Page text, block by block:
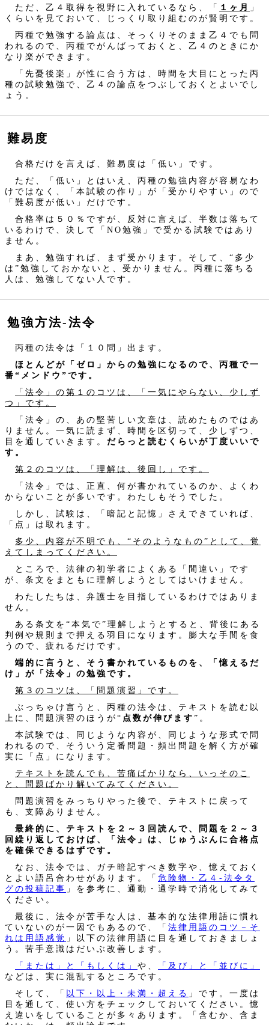
ただ、乙４取得を視野に入れているなら、「 １ヶ月
」
くらいを見ておいて、じっくり取り組むのが賢明です。
丙種で勉強する論点は、そっくりそのまま乙４でも問
われるので、丙種でがんばっておくと、乙４のときにか
なり楽ができます。
「先憂後楽」が性に合う方は、時間を大目にとった丙
種の試験勉強で、乙４の論点をつぶしておくとよいでし
ょう。
難易度
合格だけを言えば、難易度は「低い」です。
ただ、「低い」とはいえ、丙種の勉強内容が容易なわ
けではなく、「本試験の作り」が「受かりやすい」ので
「難易度が低い」だけです。
合格率は５０％ですが、反対に言えば、半数は落ちて
いるわけで、決して「NO勉強」で受かる試験ではあり
ません。
まあ、勉強すれば、まず受かります。そして、“多少
は”勉強しておかないと、受かりません。丙種に落ちる
人は、勉強してない人です。
勉強方法‐法令
丙種の法令は「１０問」出ます。
ほとんどが「ゼロ」からの勉強になるので、丙種で一
番“メンドウ”です。
「法令」の第１のコツは、「一気にやらない、少しず
つ」です。
「法令」の、あの堅苦しい文章は、読めたものではあ
りません。一気に読まず、時間を区切って、少しずつ、
目を通していきます。 だらっと読むくらいが丁度いいで
す。
第２のコツは、「理解は、後回し」です。
「法令」では、正直、何が書かれているのか、よくわ
からないことが多いです。わたしもそうでした。
しかし、試験は、「暗記と記憶」さえできていれば、
「点」は取れます。
多少、内容が不明でも、“そのようなもの”として、覚
えてしまってください。
ところで、法律の初学者によくある「間違い」です
が、条文をまともに理解しようとしてはいけません。
わたしたちは、弁護士を目指しているわけではありま
せん。
ある条文を“本気で”理解しようとすると、背後にある
判例や規則まで押える羽目になります。膨大な手間を食
うので、疲れるだけです。
端的に言うと、そう書かれているものを、「憶えるだ
け」が「法令」の勉強です。
第３のコツは、「問題演習」です。
ぶっちゃけ言うと、丙種の法令は、テキストを読む以
上に、問題演習のほうが“ 点数が伸びます”。
本試験では、同じような内容が、同じような形式で問
われるので、そういう定番問題・頻出問題を解く方が確
実に「点」になります。
テキストを読んでも、苦痛ばかりなら、いっそのこ
と、問題ばかり解いてみてください。
問題演習をみっちりやった後で、テキストに戻って
も、支障ありません。
最終的に、テキストを２～３回読んで、問題を２～３
回繰り返しておけば、「法令」は、じゅうぶんに合格点
を確保できるはずです。
なお、法令では、ガチ暗記すべき数字や、憶えておく
とよい語呂合わせがあります。「 危険物・乙４‐法令タ
グの投稿記事 」を参考に、通勤・通学時で消化してみて
ください。
最後に、法令が苦手な人は、基本的な法律用語に慣れ
ていないのが一因でもあるので、「 法律用語のコツ－そ
れは用語感覚 」以下の法律用語に目を通しておきましょ
う。苦手意識はだいぶ改善します。
「または」と「もしくは」 や、
「及び」と「並びに」
などは、実に混乱するところです。
そして、「 以下・以上・未満・超える 」です。一度は
目を通して、使い方をチェックしておいてください。憶
え違いをしていることが多々あります。「含むか、含ま